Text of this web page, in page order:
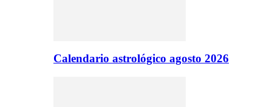
Calendario astrológico agosto 2026